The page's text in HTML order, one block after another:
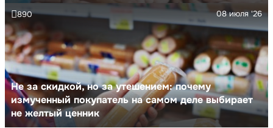
Не за скидкой, но за утешением: почему
измученный покупатель на самом деле выбирает
не желтый ценник
08 июля '26
890